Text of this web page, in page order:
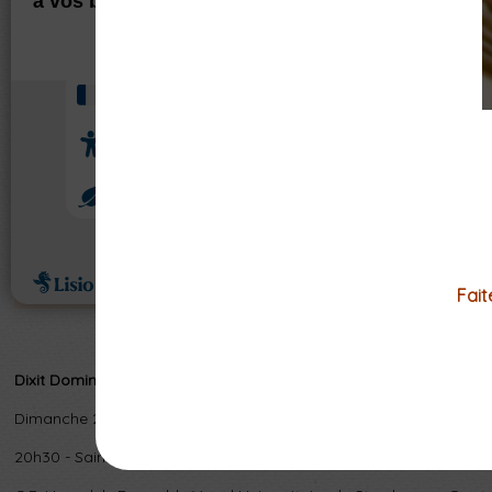
Dixit Dominus
Dimanche 2 août
20h30 - Saint-Chapelle